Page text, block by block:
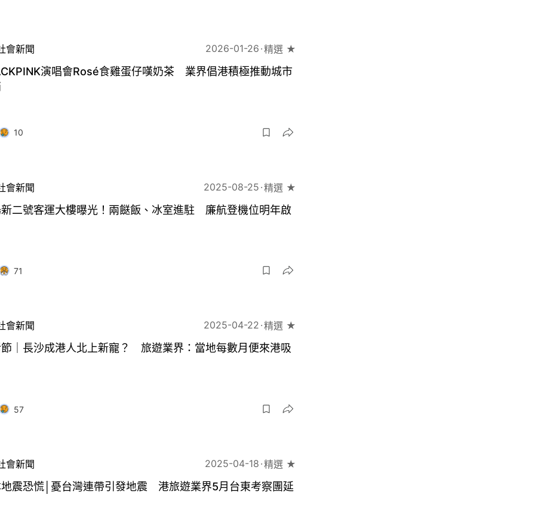
會新聞 2026-01-26 精選 ★
演唱會Rosé食雞蛋仔嘆奶茶 業界倡港積極推動城市
10
會新聞 2025-08-25 精選 ★
二號客運大樓曝光！兩餸飯、冰室進駐 廉航登機位明年啟
71
會新聞 2025-04-22 精選 ★
｜長沙成港人北上新寵？ 旅遊業界：當地每數月便來港吸
57
會新聞 2025-04-18 精選 ★
震恐慌│憂台灣連帶引發地震 港旅遊業界5月台東考察團延